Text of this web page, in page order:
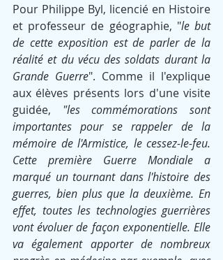
Pour Philippe Byl, licencié en Histoire
et professeur de géographie, "le but
de cette exposition est de parler de la
réalité et du vécu des soldats durant la
Grande Guerre". Comme il l'explique
aux élèves présents lors d'une visite
guidée, "les commémorations sont
importantes pour se rappeler de la
mémoire de l'Armistice, le cessez-le-feu.
Cette première Guerre Mondiale a
marqué un tournant dans l'histoire des
guerres, bien plus que la deuxième. En
effet, toutes les technologies guerrières
vont évoluer de façon exponentielle. Elle
va également apporter de nombreux